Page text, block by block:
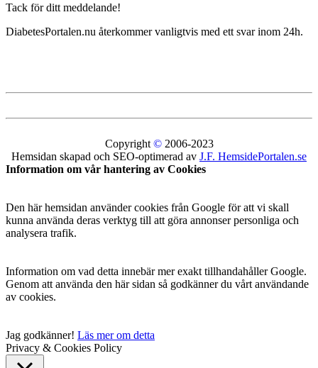
Tack för ditt meddelande!
DiabetesPortalen.nu återkommer vanligtvis med ett svar inom 24h.
Copyright ©2006-2023
Hemsidan skapad och SEO-optimerad av J.F. HemsidePortalen.se
Information om vår hantering av Cookies
Den här hemsidan använder cookies från Google för att vi skall
kunna använda deras verktyg till att göra annonser personliga och
analysera trafik.
Information om vad detta innebär mer exakt tillhandahåller Google.
Genom att använda den här sidan så godkänner du vårt användande
av cookies.
Jag godkänner! Läs mer om detta
Privacy & Cookies Policy